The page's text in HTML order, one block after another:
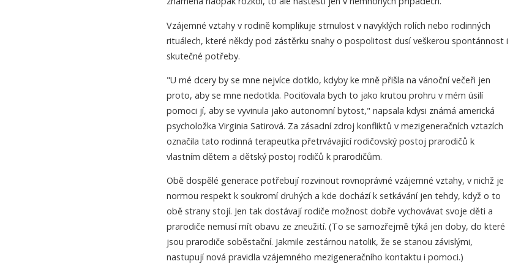
Vzájemné vztahy v rodině komplikuje strnulost v navyklých rolích nebo rodinných
rituálech, které někdy pod zástěrku snahy o pospolitost dusí veškerou spontánnost i
skutečné potřeby.
"U mé dcery by se mne nejvíce dotklo, kdyby ke mně přišla na vánoční večeři jen
proto, aby se mne nedotkla. Pociťovala bych to jako krutou prohru v mém úsilí
pomoci jí, aby se vyvinula jako autonomní bytost," napsala kdysi známá americká
psycholožka Virginia Satirová. Za zásadní zdroj konfliktů v mezigeneračních vztazích
označila tato rodinná terapeutka přetrvávající rodičovský postoj prarodičů k
vlastním dětem a dětský postoj rodičů k prarodičům.
Obě dospělé generace potřebují rozvinout rovnoprávné vzájemné vztahy, v nichž je
normou respekt k soukromí druhých a kde dochází k setkávání jen tehdy, když o to
obě strany stojí. Jen tak dostávají rodiče možnost dobře vychovávat svoje děti a
prarodiče nemusí mít obavu ze zneužití. (To se samozřejmě týká jen doby, do které
jsou prarodiče soběstační. Jakmile zestárnou natolik, že se stanou závislými,
nastupují nová pravidla vzájemného mezigeneračního kontaktu i pomoci.)